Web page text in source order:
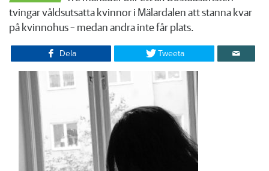
tvingar våldsutsatta kvinnor i Mälardalen att stanna kvar
på kvinnohus – medan andra inte får plats.
Dela Tweeta